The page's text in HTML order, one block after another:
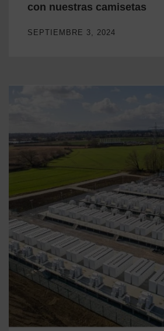
con nuestras camisetas
SEPTIEMBRE 3, 2024